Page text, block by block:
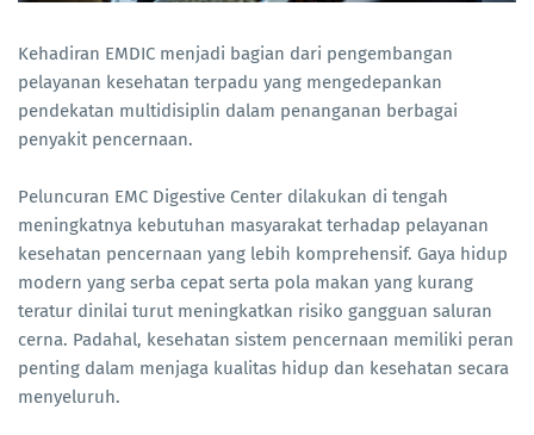
Kehadiran EMDIC menjadi bagian dari pengembangan
pelayanan kesehatan terpadu yang mengedepankan
pendekatan multidisiplin dalam penanganan berbagai
penyakit pencernaan.
Peluncuran EMC Digestive Center dilakukan di tengah
meningkatnya kebutuhan masyarakat terhadap pelayanan
kesehatan pencernaan yang lebih komprehensif. Gaya hidup
modern yang serba cepat serta pola makan yang kurang
teratur dinilai turut meningkatkan risiko gangguan saluran
cerna. Padahal, kesehatan sistem pencernaan memiliki peran
penting dalam menjaga kualitas hidup dan kesehatan secara
menyeluruh.